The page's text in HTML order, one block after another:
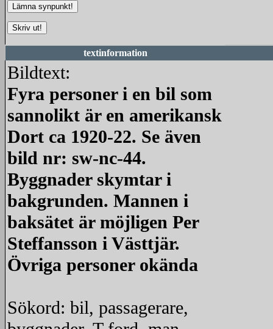
textinformation
Bildtext:
Fyra personer i en bil som
sannolikt är en amerikansk
Dort ca 1920-22. Se även
bild nr: sw-nc-44.
Byggnader skymtar i
bakgrunden. Mannen i
baksätet är möjligen Per
Steffansson i Västtjär.
Övriga personer okända
Sökord: bil, passagerare,